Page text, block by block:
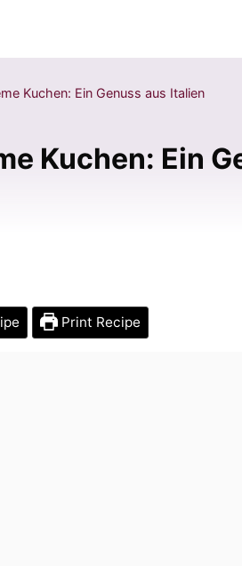
Kuchen: Ein Genuss aus Italien
Kuchen: Ein
Print Recipe